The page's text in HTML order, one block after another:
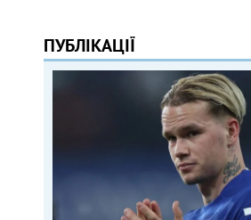
ПУБЛІКАЦІЇ